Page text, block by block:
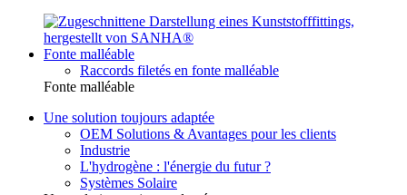
Fonte malléable
Raccords filetés en fonte malléable
Fonte malléable
Une solution toujours adaptée
OEM Solutions & Avantages pour les clients
Industrie
L'hydrogène : l'énergie du futur ?
Systèmes Solaire